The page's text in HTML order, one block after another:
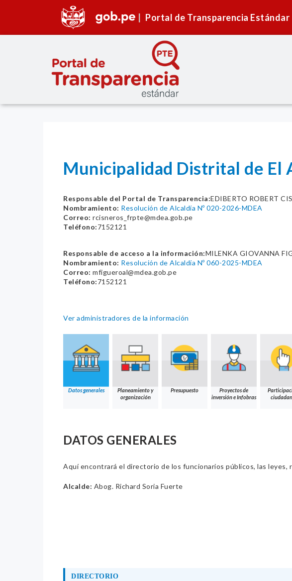
Portal de Transparencia Estándar
Municipalidad Distrital de El
Responsable del Portal de Transparencia:EDIBERTO ROBERT
Nombramiento: Resolución de Alcaldía Nº 020-2026-MDEA
Correo: rcisneros_frpte@mdea.gob.pe
Teléfono:7152121
Responsable de acceso a la información:MILENKA GIOVANNA
Nombramiento: Resolución de Alcaldía Nº 060-2025-MDEA
Correo: mfigueroal@mdea.gob.pe
Teléfono:7152121
Ver administradores de la información
Datos generales
Planeamiento y
organización
Presupuesto
Proyectos de
inversión e Infobras
DATOS GENERALES
Aquí encontrará el directorio de los funcionarios públicos, las
Alcalde: Abog. Richard Soria Fuerte
DIRECTORIO